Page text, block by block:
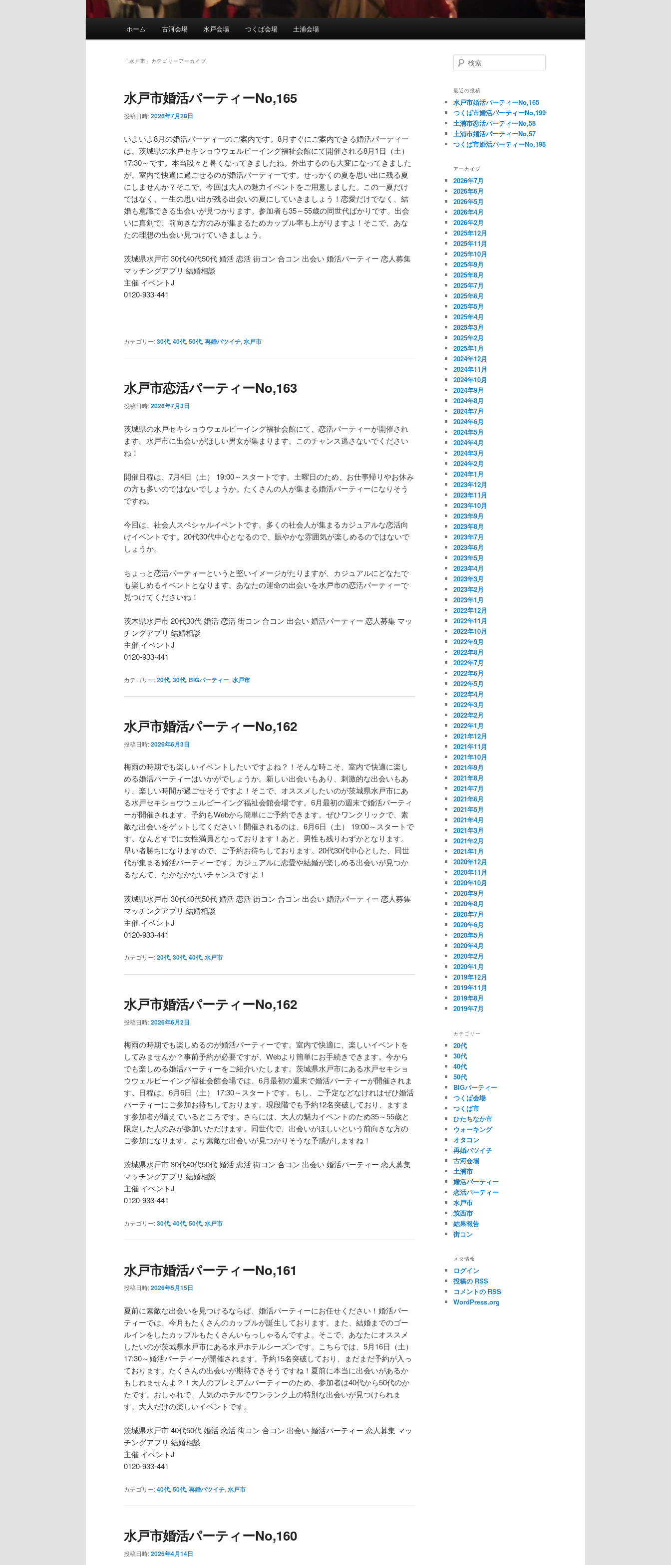
メ
コ
テ
ン
ツ
へ
動
サ
ン
ン
ツ
へ
移
ホーム 古河会場 水戸会場 つくば会場 土浦会場
「水戸市 」カテゴリーアーカイブ
水戸市婚活パーティーNo,165
投稿日時:2026年7月28日
いよいよ8月の婚活パーティーのご案内です。8月すぐにご案内できる婚活パーティー
は、茨城県の水戸セキショウウェルビーイング福祉会館にて開催される8月1日（土）
17:30～です。本当段々と暑くなってきましたね。外出するのも大変になってきました
が、室内で快適に過ごせるのが婚活パーティーです。せっかくの夏を思い出に残る夏
にしませんか？そこで、今回は大人の魅力イベントをご用意しました。この一夏だけ
ではなく、一生の思い出が残る出会いの夏にしていきましょう！恋愛だけでなく、結
婚も意識できる出会いが見つかります。参加者も35～55歳の同世代ばかりです。出会
いに真剣で、前向きな方のみが集まるためカップル率も上がりますよ！そこで、あな
たの理想の出会い見つけていきましょう。
茨城県水戸市 30代40代50代 婚活 恋活 街コン 合コン 出会い 婚活パーティー 恋人募集
マッチングアプリ 結婚相談
主催 イベントJ
0120-933-441
カテゴリー:30代, 40代, 50代, 再婚バツイチ, 水戸市
水戸市恋活パーティーNo,163
投稿日時:2026年7月3日
茨城県の水戸セキショウウェルビーイング福祉会館にて、恋活パーティーが開催され
ます。水戸市に出会いがほしい男女が集まります。このチャンス逃さないでください
ね！
開催日程は、7月4日（土） 19:00～スタートです。土曜日のため、お仕事帰りやお休み
の方も多いのではないでしょうか。たくさんの人が集まる婚活パーティーになりそう
ですね。
今回は、社会人スペシャルイベントです。多くの社会人が集まるカジュアルな恋活向
けイベントです。20代30代中心となるので、賑やかな雰囲気が楽しめるのではないで
しょうか。
ちょっと恋活パーティーというと堅いイメージがたりますが、カジュアルにどなたで
も楽しめるイベントとなります。あなたの運命の出会いを水戸市の恋活パーティーで
見つけてくださいね！
茨木県水戸市 20代30代 婚活 恋活 街コン 合コン 出会い 婚活パーティー 恋人募集 マッ
チングアプリ 結婚相談
主催 イベントJ
0120-933-441
カテゴリー:20代, 30代, BIGパーティー, 水戸市
水戸市婚活パーティーNo,162
投稿日時:2026年6月3日
梅雨の時期でも楽しいイベントしたいですよね？！そんな時こそ、室内で快適に楽し
める婚活パーティーはいかがでしょうか。新しい出会いもあり、刺激的な出会いもあ
り、楽しい時間が過ごせそうですよ！そこで、オススメしたいのが茨城県水戸市にあ
る水戸セキショウウェルビーイング福祉会館会場です。6月最初の週末で婚活パーティ
ーが開催されます。予約もWebから簡単にご予約できます。ぜひワンクリックで、素
敵な出会いをゲットしてください！開催されるのは、6月6日（土） 19:00～スタートで
す。なんとすでに女性満員となっております！あと、男性も残りわずかとなります。
早い者勝ちになりますので、ご予約お待ちしております。20代30代中心とした、同世
代が集まる婚活パーティーです。カジュアルに恋愛や結婚が楽しめる出会いが見つか
るなんて、なかなかないチャンスですよ！
茨城県水戸市 30代40代50代 婚活 恋活 街コン 合コン 出会い 婚活パーティー 恋人募集
マッチングアプリ 結婚相談
主催 イベントJ
0120-933-441
カテゴリー:20代, 30代, 40代, 水戸市
水戸市婚活パーティーNo,162
投稿日時:2026年6月2日
梅雨の時期でも楽しめるのが婚活パーティーです。室内で快適に、楽しいイベントを
してみませんか？事前予約が必要ですが、Webより簡単にお手続きできます。今から
でも楽しめる婚活パーティーをご紹介いたします。茨城県水戸市にある水戸セキショ
ウウェルビーイング福祉会館会場では、6月最初の週末で婚活パーティーが開催されま
す。日程は、6月6日（土） 17:30～スタートです。もし、ご予定などなけれはぜひ婚活
パーティーにご参加お待ちしております。現段階でも予約12名突破しており、ますま
す参加者が増えているところです。さらには、大人の魅力イベントのため35～55歳と
限定した人のみが参加いただけます。同世代で、出会いがほしいという前向きな方の
ご参加になります。より素敵な出会いが見つかりそうな予感がしますね！
茨城県水戸市 30代40代50代 婚活 恋活 街コン 合コン 出会い 婚活パーティー 恋人募集
マッチングアプリ 結婚相談
主催 イベントJ
0120-933-441
カテゴリー:30代, 40代, 50代, 水戸市
水戸市婚活パーティーNo,161
投稿日時:2026年5月15日
夏前に素敵な出会いを見つけるならば、婚活パーティーにお任せください！婚活パー
ティーでは、今月もたくさんのカップルが誕生しております。また、結婚までのゴー
ルインをしたカップルもたくさんいらっしゃるんですよ。そこで、あなたにオススメ
したいのが茨城県水戸市にある水戸ホテルシーズンです。こちらでは、5月16日（土）
17:30～婚活パーティーが開催されます。予約15名突破しており、まだまだ予約が入っ
ております。たくさんの出会いが期待できそうですね！夏前に本当に出会いがあるか
もしれませんよ？！大人のプレミアムパーティーのため、参加者は40代から50代のか
たです。おしゃれで、人気のホテルでワンランク上の特別な出会いが見つけられま
す。大人だけの楽しいイベントです。
茨城県水戸市 40代50代 婚活 恋活 街コン 合コン 出会い 婚活パーティー 恋人募集 マッ
チングアプリ 結婚相談
主催 イベントJ
0120-933-441
カテゴリー:40代, 50代, 再婚バツイチ, 水戸市
水戸市婚活パーティーNo,160
投稿日時:2026年4月14日
検
索
最近の投稿
水戸市婚活パーティーNo,165
つくば市婚活パーティーNo,199
土浦市恋活パーティーNo,58
土浦市婚活パーティーNo,57
つくば市婚活パーティーNo,198
アーカイブ
2026年7月
2026年6月
2026年5月
2026年4月
2026年2月
2025年12月
2025年11月
2025年10月
2025年9月
2025年8月
2025年7月
2025年6月
2025年5月
2025年4月
2025年3月
2025年2月
2025年1月
2024年12月
2024年11月
2024年10月
2024年9月
2024年8月
2024年7月
2024年6月
2024年5月
2024年4月
2024年3月
2024年2月
2024年1月
2023年12月
2023年11月
2023年10月
2023年9月
2023年8月
2023年7月
2023年6月
2023年5月
2023年4月
2023年3月
2023年2月
2023年1月
2022年12月
2022年11月
2022年10月
2022年9月
2022年8月
2022年7月
2022年6月
2022年5月
2022年4月
2022年3月
2022年2月
2022年1月
2021年12月
2021年11月
2021年10月
2021年9月
2021年8月
2021年7月
2021年6月
2021年5月
2021年4月
2021年3月
2021年2月
2021年1月
2020年12月
2020年11月
2020年10月
2020年9月
2020年8月
2020年7月
2020年6月
2020年5月
2020年4月
2020年2月
2020年1月
2019年12月
2019年11月
2019年8月
2019年7月
カテゴリー
20代
30代
40代
50代
BIGパーティー
つくば会場
つくば市
ひたちなか市
ウォーキング
オタコン
再婚バツイチ
古河会場
土浦市
婚活パーティー
恋活パーティー
水戸市
筑西市
結果報告
街コン
メタ情報
ログイン
投稿の RSS
コメントの RSS
WordPress.org